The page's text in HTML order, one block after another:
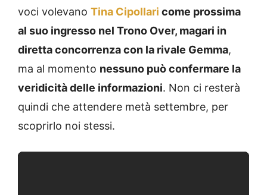
voci volevano Tina Cipollari come prossima
al suo ingresso nel Trono Over, magari in
diretta concorrenza con la rivale Gemma,
ma al momento nessuno può confermare la
veridicità delle informazioni. Non ci resterà
quindi che attendere metà settembre, per
scoprirlo noi stessi.